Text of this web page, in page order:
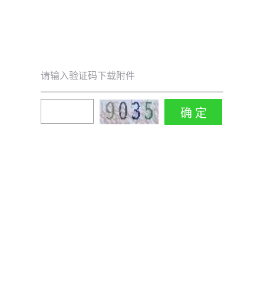
请输入验证码下载附件